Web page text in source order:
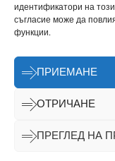
идентификатори на
съгласие може да
функции.
ПРИЕМАНЕ
ОТРИЧАНЕ
ПРЕГЛЕД НА
© 2026 -